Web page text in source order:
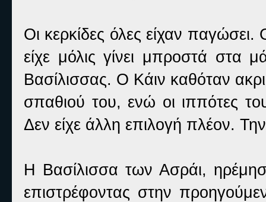
Οι κερκίδες όλες είχαν
είχε μόλις γίνει μπροστά στα
Βασίλισσας. Ο Κάιν καθόταν
σπαθιού του, ενώ οι ιππότες
Δεν είχε άλλη επιλογή πλέον. Την
Η Βασίλισσα των Ασράι,
επιστρέφοντας στην